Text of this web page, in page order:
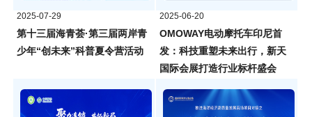
2025-07-29
第十三届海青荟·第三届两岸青
少年“创未来”科普夏令营活动
2025-06-20
OMOWAY电动摩托车印尼首
发：科技重塑未来出行，新天
国际会展打造行业标杆盛会